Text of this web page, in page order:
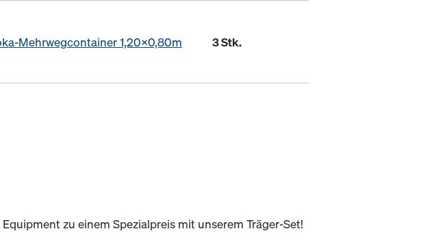
Mehrwegcontainer 1,20x0,80m 3 Stk.
zu einem Spezialpreis mit unserem Träger-Set!